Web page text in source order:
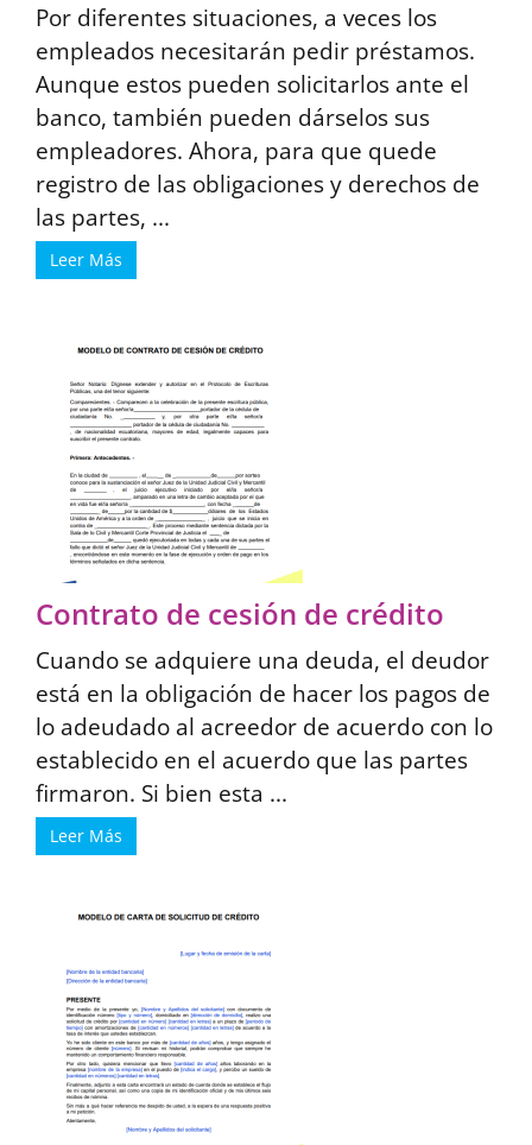
Por diferentes situaciones, a veces los
empleados necesitarán pedir préstamos.
Aunque estos pueden solicitarlos ante el
banco, también pueden dárselos sus
empleadores. Ahora, para que quede
registro de las obligaciones y derechos de
las partes, ...
Leer Más
Contrato de cesión de crédito
Cuando se adquiere una deuda, el deudor
está en la obligación de hacer los pagos de
lo adeudado al acreedor de acuerdo con lo
establecido en el acuerdo que las partes
firmaron. Si bien esta ...
Leer Más